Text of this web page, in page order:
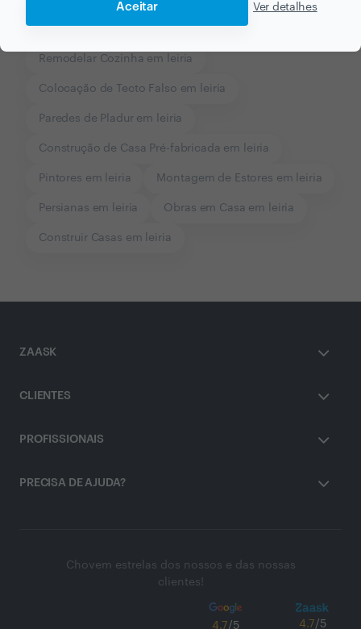
Aceitar Ver detalhes
Remodelações em leiria
Remodelar Cozinha em leiria
Colocação de Tecto Falso em leiria
Paredes de Pladur em leiria
Construção de Casa Pré-fabricada em leiria
Pintores em leiria Montagem de Estores em leiria
Persianas em leiria Obras em Casa em leiria
Construir Casas em leiria
ZAASK
CLIENTES
PROFISSIONAIS
PRECISA DE AJUDA?
Chovem estrelas dos nossos e das nossas
clientes!
4.7/5 4.7/5